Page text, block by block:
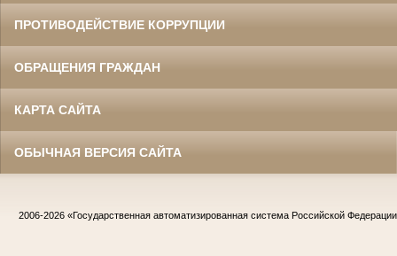
ПРОТИВОДЕЙСТВИЕ КОРРУПЦИИ
ОБРАЩЕНИЯ ГРАЖДАН
КАРТА САЙТА
ОБЫЧНАЯ ВЕРСИЯ САЙТА
2006-2026 «Государственная автоматизированная система Российской